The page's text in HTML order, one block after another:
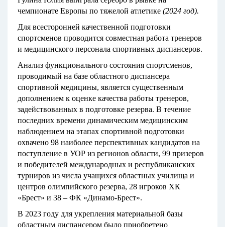
чемпионате Европы по тяжелой атлетике (2024 год).
Для всесторонней качественной подготовки
спортсменов проводится совместная работа тренеров
и медицинского персонала спортивных диспансеров.
Анализ функционального состояния спортсменов,
проводимый на базе областного диспансера
спортивной медицины, является существенным
дополнением к оценке качества работы тренеров,
задействованных в подготовке резерва. В течение
последних времени динамическим медицинским
наблюдением на этапах спортивной подготовки
охвачено 98 наиболее перспективных кандидатов на
поступление в УОР из регионов области, 99 призеров
и победителей международных и республиканских
турниров из числа учащихся областных училища и
центров олимпийского резерва, 28 игроков ХК
«Брест» и 38 – ФК «Динамо-Брест».
В 2023 году для укрепления материальной базы
областным диспансером было приобретено